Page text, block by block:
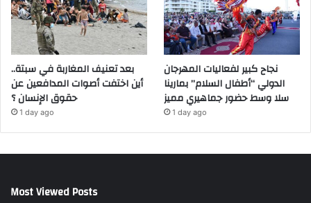
بعد تعنيف المغاربة في سبتة..
أين اختفت أصوات المدافعين عن
حقوق الإنسان ؟
1 day ago
نجاح كبير لفعاليات المهرجان
الدولي “أطفال السلام” بمارينا
سلا وسط حضور جماهيري مميز
1 day ago
Most Viewed Posts